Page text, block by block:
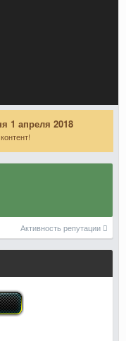
1 апреля 2018
Активность репутации